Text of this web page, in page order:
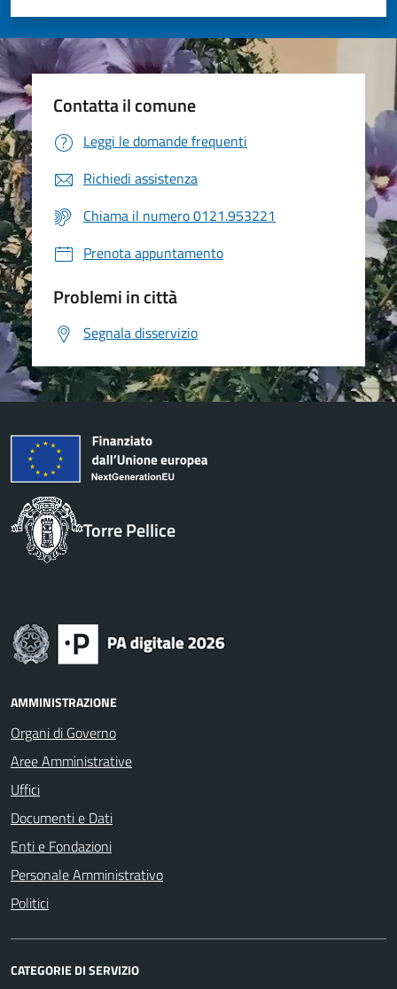
Valuta 5 stelle su 5
Valuta 4 stelle su 5
Valuta 3 stelle su 5
Valuta 2 stelle su 5
Valuta 1 stelle su 5
Contatta il comune
Leggi le domande frequenti
Richiedi assistenza
Chiama il numero 0121.953221
Prenota appuntamento
Problemi in città
Segnala disservizio
Torre Pellice
AMMINISTRAZIONE
Organi di Governo
Aree Amministrative
Uffici
Documenti e Dati
Enti e Fondazioni
Personale Amministrativo
Politici
CATEGORIE DI SERVIZIO